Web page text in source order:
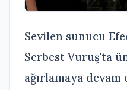
Sevilen sunucu
Serbest Vuruş'ta
ağırlamaya